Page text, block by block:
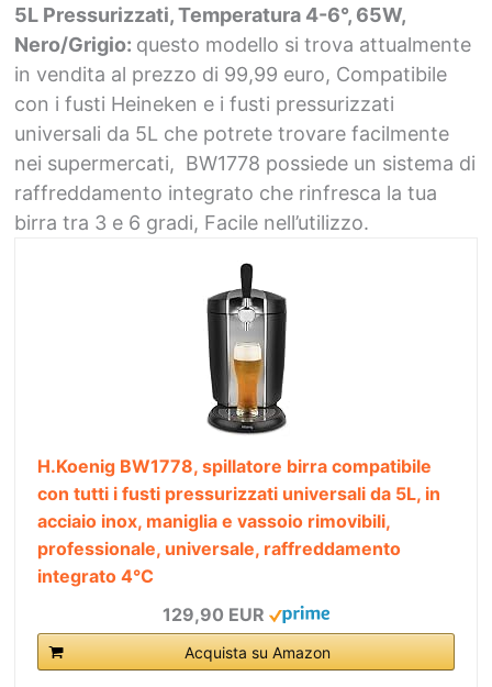
5L Pressurizzati, Temperatura 4-6°, 65W,
Nero/Grigio: questo modello si trova attualmente
in vendita al prezzo di 99,99 euro, Compatibile
con i fusti Heineken e i fusti pressurizzati
universali da 5L che potrete trovare facilmente
nei supermercati, BW1778 possiede un sistema di
raffreddamento integrato che rinfresca la tua
birra tra 3 e 6 gradi, Facile nell’utilizzo.
H.Koenig BW1778, spillatore birra compatibile
con tutti i fusti pressurizzati universali da 5L, in
acciaio inox, maniglia e vassoio rimovibili,
professionale, universale, raffreddamento
integrato 4°C
129,90 EUR
Acquista su Amazon